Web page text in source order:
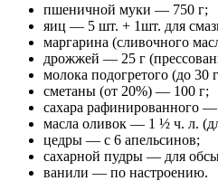
пшеничной муки — 750 г;
яиц — 5 шт. + 1шт. для
маргарина (сливочного
дрожжей — 25 г
молока подогретого (до
сметаны (от 20%) — 100 г;
сахара рафинированного —
масла оливок — 1 ½ ч. л.
цедры — с 6 апельсинов;
сахарной пудры — для
ванили — по настроению.